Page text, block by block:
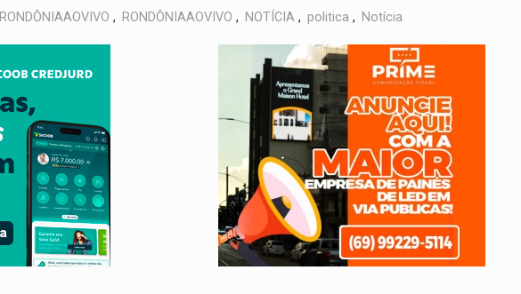
RONDÔNIAAOVIVO , RONDÔNIAAOVIVO , NOTÍCIA , politica , Notícia